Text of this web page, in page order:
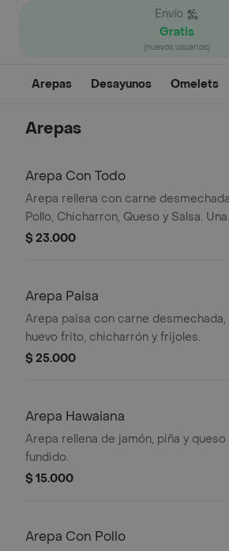
Envío
Gratis
(nuevos usuarios)
Arepas Desayunos Omelets
Arepas
Arepa Con Todo
Arepa rellena con carne
Pollo, Chicharron, Queso y Salsa. Una
opción completa y sabrosa.
$ 23.000
Arepa Paisa
Arepa paisa con carne desmechada,
huevo frito, chicharrón y frijoles.
$ 25.000
Arepa Hawaiana
Arepa rellena de jamón, piña y queso
fundido.
$ 15.000
Arepa Con Pollo